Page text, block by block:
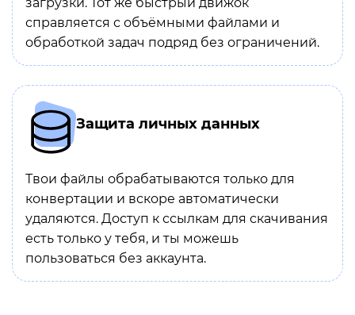
справляется с объёмными файлами и
обработкой задач подряд без ограничений.
Защита личных данных
Твои файлы обрабатываются только для
конвертации и вскоре автоматически
удаляются. Доступ к ссылкам для скачивания
есть только у тебя, и ты можешь
пользоваться без аккаунта.